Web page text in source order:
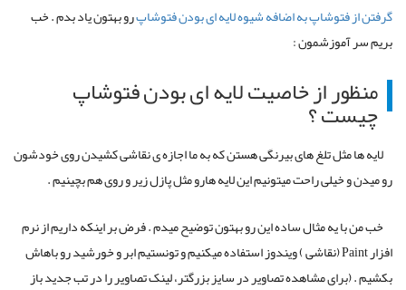
گرفتن از فتوشاپ به اضافه شیوه لایه ای بودن فتوشاپرو بهتون یاد بدم . خب
بریم سر آموزشمون :
منظور از خاصیت لایه ای بودن فتوشاپ
چیست ؟
لایه ها مثل تلغ های بیرنگی هستن که به ما اجازه ی نقاشی کشیدن روی خودشون
رو میدن و خیلی راحت میتونیم این لایه هارو مثل پازل زیر و روی هم بچینیم .
خب من با یه مثال ساده این رو بهتون توضیح میدم . فرض بر اینکه داریم از نرم
افزار Paint (نقاشی ) ویندوز استفاده میکنیم و تونستیم ابر و خورشید رو باهاش
بکشیم . (برای مشاهده تصاویر در سایز بزرگتر، لینک تصاویر را در تب جدید باز